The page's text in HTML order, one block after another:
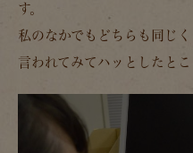
す。
私のなかでもどちらも同じ
言われてみてハッとしたとこ